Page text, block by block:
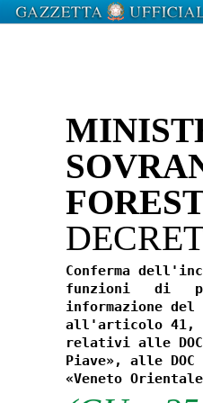
Conferma
funzioni   di
informazione
all'articolo 41,
relativi alle
Piave», alle DOC